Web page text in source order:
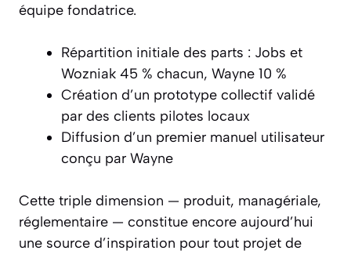
équipe fondatrice.
Répartition initiale des parts : Jobs et
Wozniak 45 % chacun, Wayne 10 %
Création d’un prototype collectif validé
par des clients pilotes locaux
Diffusion d’un premier manuel utilisateur
conçu par Wayne
Cette triple dimension — produit, managériale,
réglementaire — constitue encore aujourd’hui
une source d’inspiration pour tout projet de